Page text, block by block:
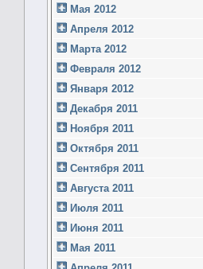
Мая 2012
Апреля 2012
Марта 2012
Февраля 2012
Января 2012
Декабря 2011
Ноября 2011
Октября 2011
Сентября 2011
Августа 2011
Июля 2011
Июня 2011
Мая 2011